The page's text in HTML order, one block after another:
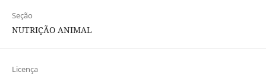
Seção
NUTRIÇÃO ANIMAL
Licença